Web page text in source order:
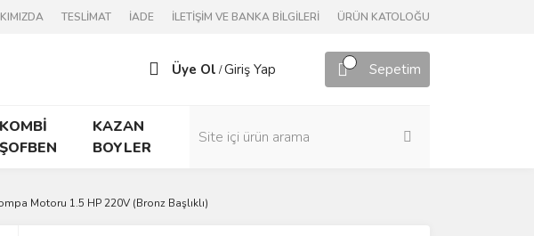
TESLİMAT İADE İLETİŞİM VE BANKA BİLGİLERİ ÜRÜN KATOLOĞU
Üye Ol /Giriş Yap Sepetim
KOMBİ
ŞOFBEN
KAZAN
BOYLER
Motoru 1.5 HP 220V (Bronz Başlıklı)